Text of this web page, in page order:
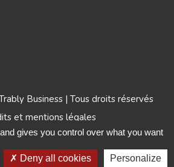
Business | Tous droits réservés
et mentions légales
Gestion des cookies
Réalisation Ab6net
gives you control over what you want
Deny all cookies Personalize